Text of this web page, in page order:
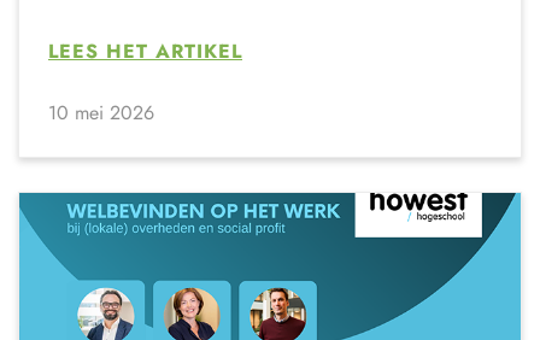
LEES HET ARTIKEL
10 mei 2026